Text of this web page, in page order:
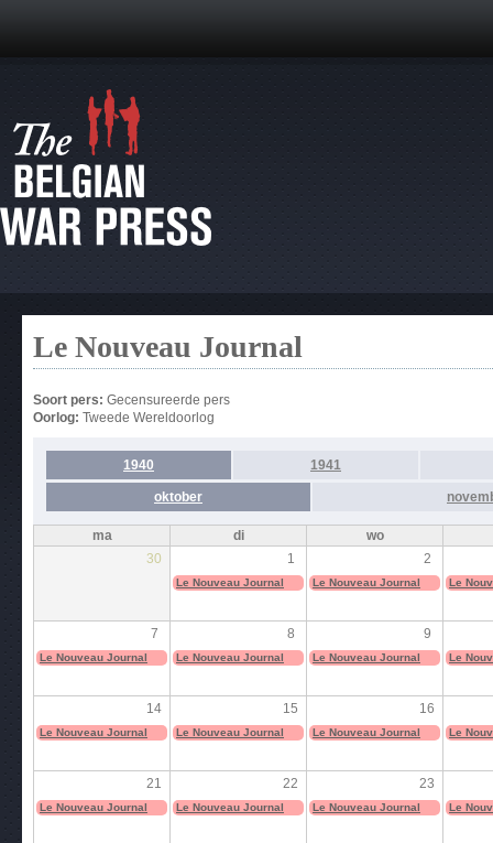
Le Nouveau Journal
Soort pers: Gecensureerde pers
Oorlog: Tweede Wereldoorlog
1940 1941
oktober
ma di
wo
30
1 2
Le Nouveau Journal Le Nouveau Journal Le
7 8 9
Le Nouveau Journal Le Nouveau Journal Le Nouveau Journal Le
14 15 16
Le Nouveau Journal Le Nouveau Journal Le Nouveau Journal Le
21 22 23
Le Nouveau Journal Le Nouveau Journal Le Nouveau Journal Le